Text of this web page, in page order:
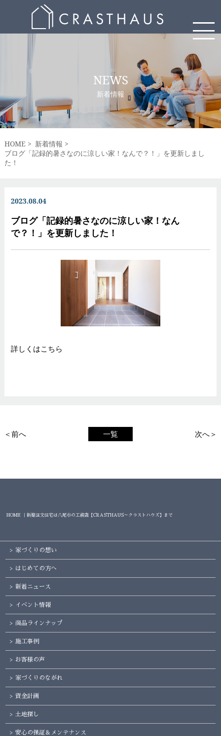
NEWS
新着情報
HOME
新着情報
ブログ「記録的暑さなのに涼しい家！なんで？！」を更新しまし
た！
2023.08.04
ブログ「記録的暑さなのに涼しい家！なん
で？！」を更新しました！
詳しくはこちら
一覧
＜前へ 次へ＞
HOME ｜新築注文住宅は八尾市の工務店【CRASTHAUS～クラストハウズ】まで
家づくりの想い
はじめての方へ
新着ニュース
イベント情報
商品ラインナップ
施工事例
お客様の声
家づくりのながれ
資金計画
土地探し
安心の保証＆メンテナンス